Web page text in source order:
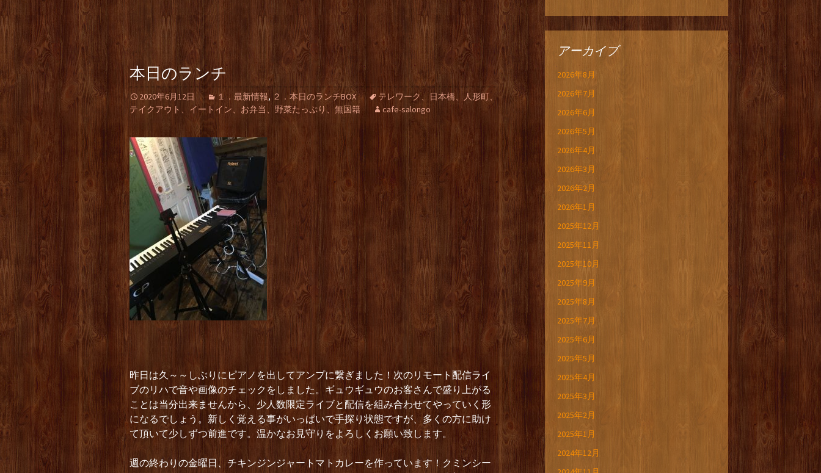
本日のランチ
2020年6月12日 １．最新情報, ２．本日のランチBOX
テレワーク、日本橋、人形町、
テイクアウト、イートイン、お弁当、野菜たっぷり、無国籍
cafe-salongo
昨日は久～～しぶりにピアノを出してアンプに繋ぎました！次のリモート配信ライ
ブのリハで音や画像のチェックをしました。ギュウギュウのお客さんで盛り上がる
ことは当分出来ませんから、少人数限定ライブと配信を組み合わせてやっていく形
になるでしょう。新しく覚える事がいっぱいで手探り状態ですが、多くの方に助け
て頂いて少しずつ前進です。温かなお見守りをよろしくお願い致します。
週の終わりの金曜日、チキンジンジャートマトカレーを作っています！クミンシー
アーカイブ
2026年8月
2026年7月
2026年6月
2026年5月
2026年4月
2026年3月
2026年2月
2026年1月
2025年12月
2025年11月
2025年10月
2025年9月
2025年8月
2025年7月
2025年6月
2025年5月
2025年4月
2025年3月
2025年2月
2025年1月
2024年12月